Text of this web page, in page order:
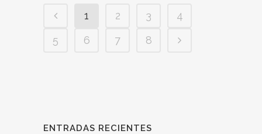
1 2 3
4
5
6 7 8
ENTRADAS RECIENTES